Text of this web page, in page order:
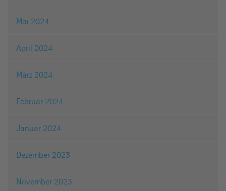
Mai 2024
April 2024
März 2024
Februar 2024
Januar 2024
Dezember 2023
November 2023